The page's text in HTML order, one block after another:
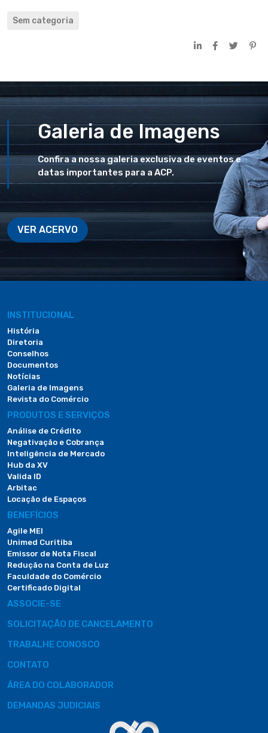
Sem categoria
Galeria de Imagens
Confira a nossa galeria exclusiva de eventos e
datas importantes para a ACP.
VER ACERVO
INSTITUCIONAL
História
Diretoria
Conselhos
Documentos
Notícias
Galeria de Imagens
Revista do Comércio
PRODUTOS E SERVIÇOS
Análise de Crédito
Negativação e Cobrança
Inteligência de Mercado
Hub da XV
Valida ID
Arbitac
Locação de Espaços
BENEFÍCIOS
Agile MEI
Unimed Curitiba
Emissor de Nota Fiscal
Redução na Conta de Luz
Faculdade do Comércio
Certificado Digital
ASSOCIE-SE
SOLICITAÇÃO DE CANCELAMENTO
TRABALHE CONOSCO
CONTATO
ÁREA DO COLABORADOR
DEMANDAS JUDICIAIS